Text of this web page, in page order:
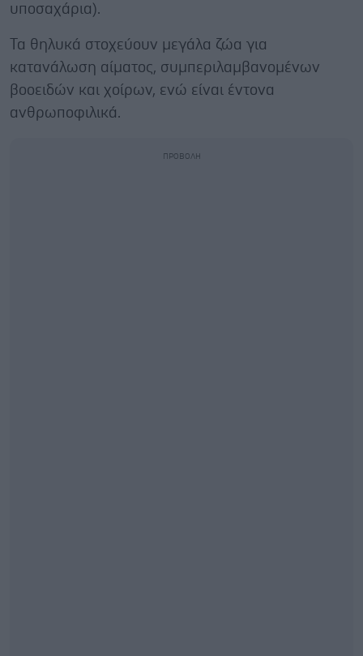
υποσαχάρια).
Τα θηλυκά στοχεύουν μεγάλα ζώα για
κατανάλωση αίματος, συμπεριλαμβανομένων
βοοειδών και χοίρων, ενώ είναι έντονα
ανθρωποφιλικά.